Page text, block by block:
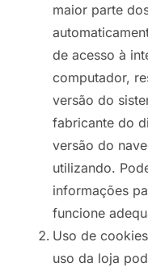
maior parte
de acesso à
computador,
versão do
fabricante do
versão do
utilizando.
informações
funcione
Uso de
uso da loja